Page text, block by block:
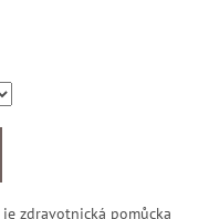
je zdravotnická pomůcka